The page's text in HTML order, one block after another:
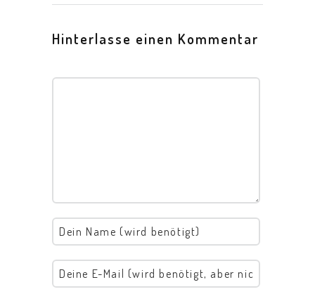
Hinterlasse einen Kommentar